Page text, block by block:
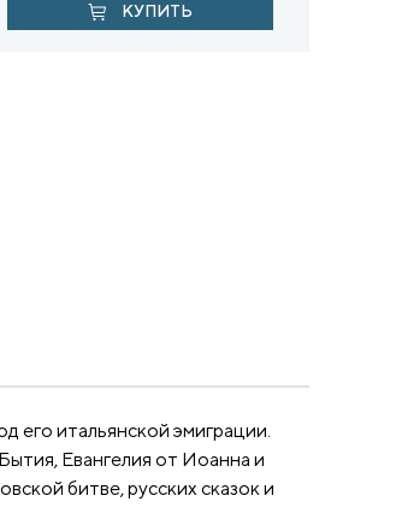
КУПИТЬ
его итальянской эмиграции.
Евангелия от Иоанна и
битве, русских сказок и